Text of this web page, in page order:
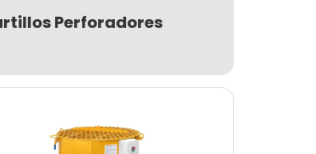
Perforadores